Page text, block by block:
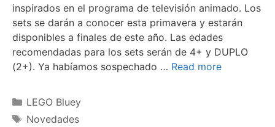
inspirados en el programa de televisión animado. Los
sets se darán a conocer esta primavera y estarán
disponibles a finales de este año. Las edades
recomendadas para los sets serán de 4+ y DUPLO
(2+). Ya habíamos sospechado … Read more
Categories
LEGO Bluey
Tags
Novedades